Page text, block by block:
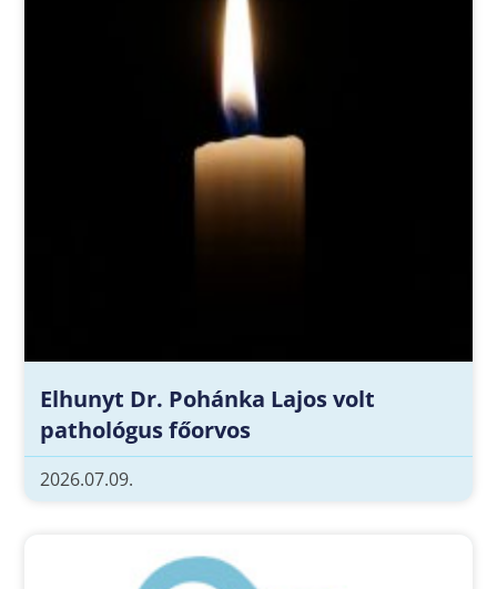
Elhunyt Dr. Pohánka Lajos volt
pathológus főorvos
2026.07.09.